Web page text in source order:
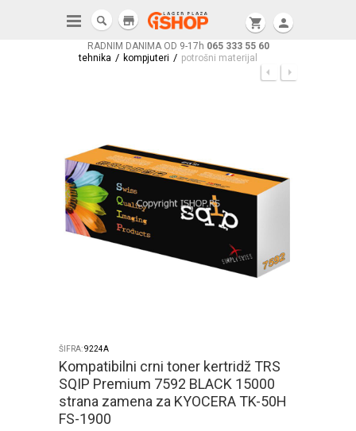
RADNIM DANIMA OD 9-17h 065 333 55 60
shopping_cart person
store
tehnika / kompjuteri / potrošni materijal
ŠIFRA:9224A
Kompatibilni crni toner kertridž TRS
SQIP Premium 7592 BLACK 15000
strana zamena za KYOCERA TK-50H
FS-1900